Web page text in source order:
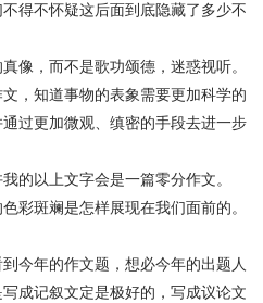
得不怀疑这后面到底隐藏了多少不
，而不是歌功颂德，迷惑视听。
知道事物的表象需要更加科学的
过更加微观、缜密的手段去进一步
以上文字会是一篇零分作文。
斑斓是怎样展现在我们面前的。
年的作文题，想必今年的出题人
成记叙文定是极好的，写成议论文